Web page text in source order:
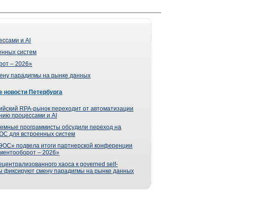
и AI
систем
– 2026»
парадигмы на рынке данных
новости Петербурга
RPA-рынок переходит от автоматизации
процессами и AI
программисты обсудили переход на
для встроенных систем
подвела итоги партнерской конференции
– 2026»
хаоса к governed self-
фиксируют смену парадигмы на рынке данных